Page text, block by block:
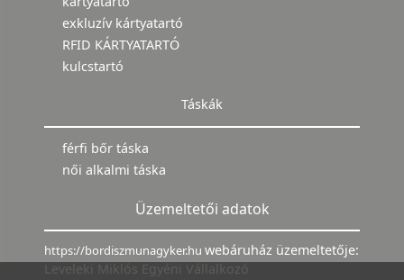
exkluzív kártyatartó
RFID KÁRTYATARTÓ
kulcstartó
Táskák
férfi bőr táska
női alkalmi táska
Üzemeltetői adatok
https://bordiszmunagyker.hu webáruház üzemeltetője:
Leveleki Miklós Egyéni Vállalkozó